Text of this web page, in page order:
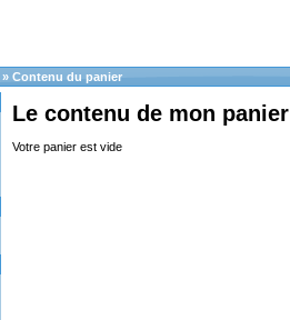
» Contenu du panier
Le contenu de mon panier
Votre panier est vide